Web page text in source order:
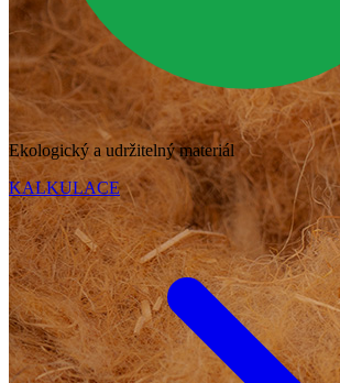
Ekologický a udržitelný materiál
KALKULACE